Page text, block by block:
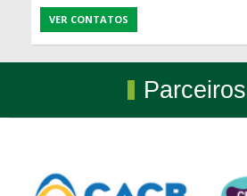
VER CONTATOS
Parceiros